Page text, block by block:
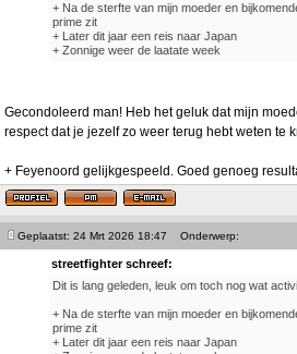
+ Na de sterfte van mijn moeder en
prime zit
+ Later dit jaar een reis naar Japan
+ Zonnige weer de laatate week
Gecondoleerd man! Heb het geluk dat mijn
respect dat je jezelf zo weer terug hebt weten te
+ Feyenoord gelijkgespeeld. Goed genoeg
Geplaatst: 24 Mrt 2026 18:47 Onderwerp:
streetfighter schreef:
Dit is lang geleden, leuk om toch nog wat
+ Na de sterfte van mijn moeder en
prime zit
+ Later dit jaar een reis naar Japan